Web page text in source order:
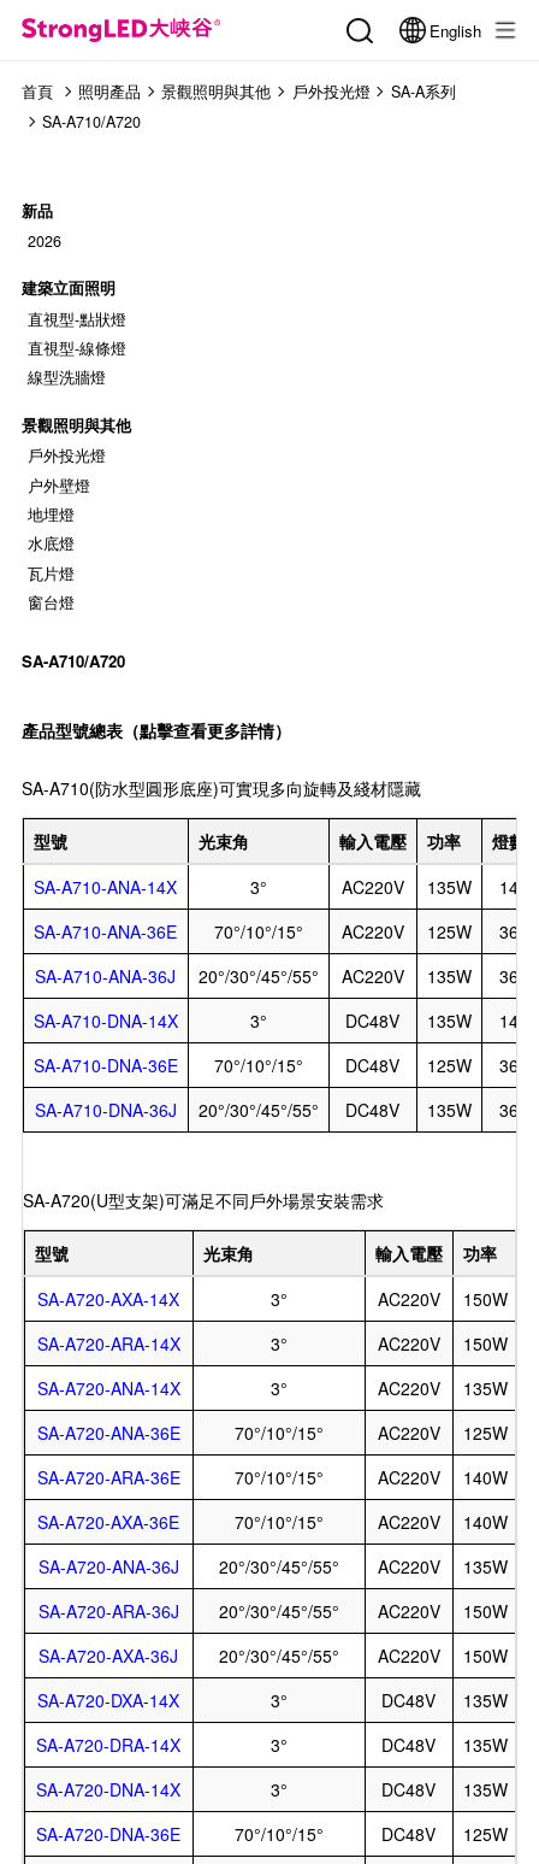
English
首頁 照明產品 景觀照明與其他 戶外投光燈
SA-A系列
SA-A710/A720
新品
2026
建築立面照明
直視型-點狀燈
直視型-線條燈
線型洗牆燈
景觀照明與其他
戶外投光燈
户外壁燈
地埋燈
水底燈
瓦片燈
窗台燈
SA-A710/A720
產品型號總表（點擊查看更多詳情）
SA-A710(防水型圓形底座)可實現多向旋轉及綫材隱藏
型號 光束角 輸入電壓 功率
燈數
SA-A710-ANA-14X
3° AC220V 135W
14
SA-A710-ANA-36E
70°/10°/15° AC220V 125W
36
SA-A710-ANA-36J
20°/30°/45°/55° AC220V 135W
36
SA-A710-DNA-14X
3° DC48V 135W
14
SA-A710-DNA-36E
70°/10°/15° DC48V 125W
36
SA-A710-DNA-36J
20°/30°/45°/55° DC48V 135W 36
SA-A720(U型支架)可滿足不同戶外場景安裝需求
型號 光束角 輸入電壓 功率
SA-A720-AXA-14X
3° AC220V 150W
SA-A720-ARA-14X
3° AC220V 150W
SA-A720-ANA-14X
3° AC220V 135W
SA-A720-ANA-36E
70°/10°/15° AC220V 125W
SA-A720-ARA-36E
70°/10°/15° AC220V 140W
SA-A720-AXA-36E
70°/10°/15° AC220V 140W
SA-A720-ANA-36J
20°/30°/45°/55° AC220V 135W
SA-A720-ARA-36J
20°/30°/45°/55° AC220V 150W
SA-A720-AXA-36J
20°/30°/45°/55° AC220V 150W
SA-A720-DXA-14X
3° DC48V 135W
SA-A720-DRA-14X
3° DC48V 135W
SA-A720-DNA-14X
3° DC48V 135W
SA-A720-DNA-36E
70°/10°/15° DC48V 125W